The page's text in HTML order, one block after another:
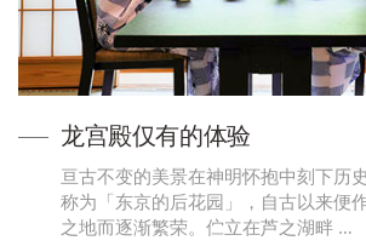
龙宫殿仅有的体验
亘古不变的美景在神明怀抱中刻下历史足
称为「东京的后花园」，自古以来便
之地而逐渐繁荣。伫立在芦之湖畔 …